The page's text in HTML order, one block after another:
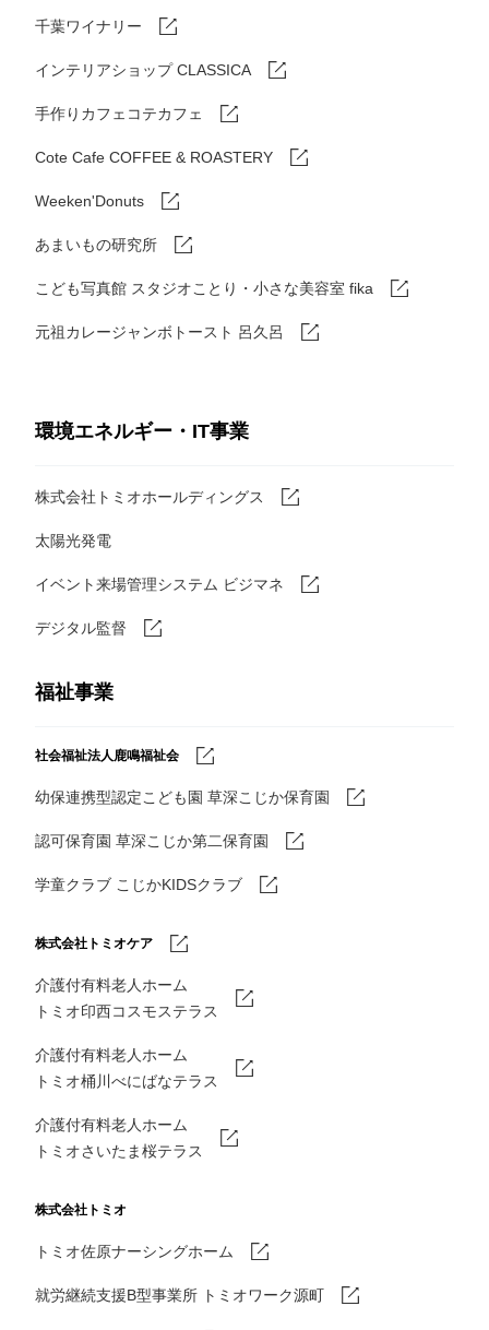
千葉ワイナリー
インテリアショップ CLASSICA
手作りカフェコテカフェ
Cote Cafe COFFEE & ROASTERY
Weeken'Donuts
あまいもの研究所
こども写真館 スタジオことり・小さな美容室 fika
元祖カレージャンボトースト 呂久呂
環境エネルギー・IT事業
株式会社トミオホールディングス
太陽光発電
イベント来場管理システム ビジマネ
デジタル監督
福祉事業
社会福祉法人鹿鳴福祉会
幼保連携型認定こども園 草深こじか保育園
認可保育園 草深こじか第二保育園
学童クラブ こじかKIDSクラブ
株式会社トミオケア
介護付有料老人ホーム
トミオ印西コスモステラス
介護付有料老人ホーム
トミオ桶川べにばなテラス
介護付有料老人ホーム
トミオさいたま桜テラス
株式会社トミオ
トミオ佐原ナーシングホーム
就労継続支援B型事業所 トミオワーク源町